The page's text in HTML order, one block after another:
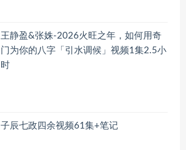
王静盈&张姝-2026火旺之年，如何用奇
门为你的八字「引水调候」视频1集2.5小
时
子辰七政四余视频61集+笔记